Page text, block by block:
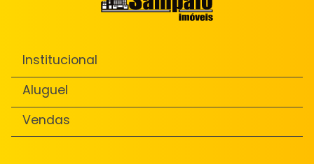
Institucional
Aluguel
Vendas